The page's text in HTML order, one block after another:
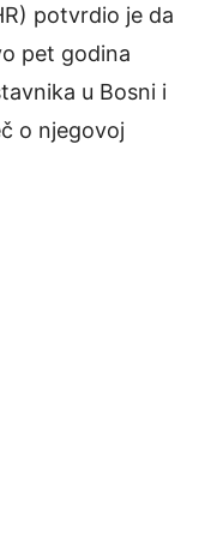
potvrdio je da
pet godina
u Bosni i
o njegovoj